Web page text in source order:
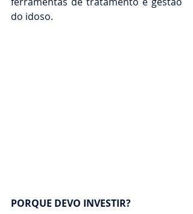
do idoso.
PORQUE DEVO INVESTIR?